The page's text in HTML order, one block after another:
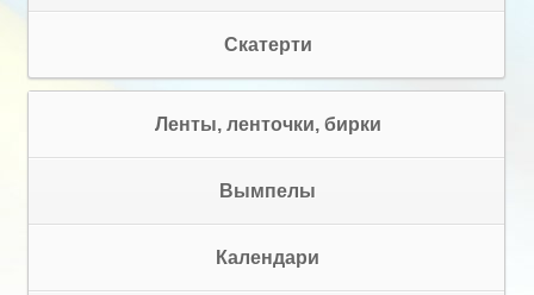
Скатерти
Ленты, ленточки, бирки
Вымпелы
Календари